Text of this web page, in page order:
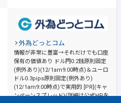
外為どっとコム
情報が非常に豊富→それだけでも口座
保有の価値あり
ドル円0.2銭原則固定
(例外あり)(12/1am9:00時点)＆ユーロ
ドル0.3pips原則固定(例外あり)
(12/1am9:00時点)で実用的 [PR](キャ
ンペーンスプレッド)(詳細は公式HPを